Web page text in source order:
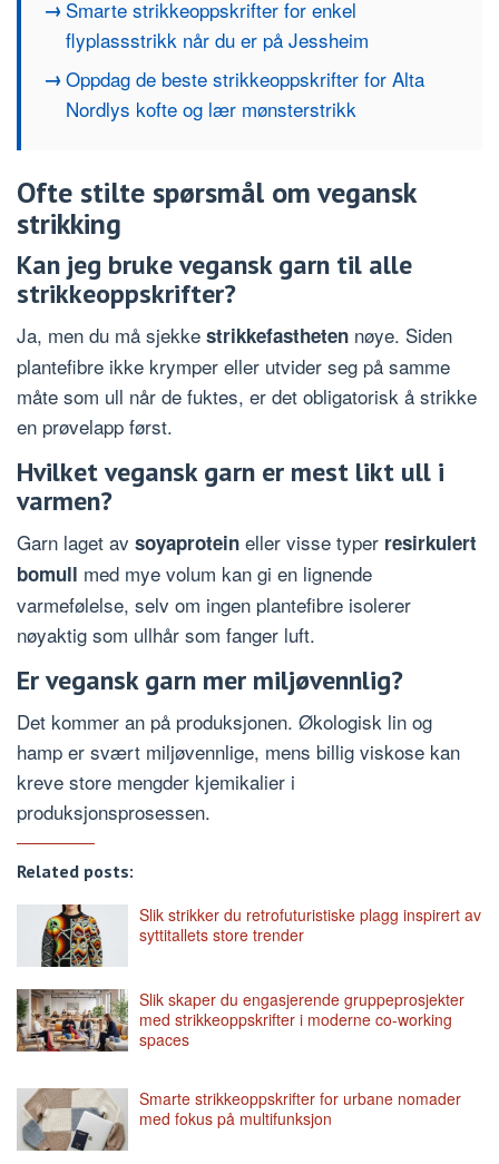
Smarte strikkeoppskrifter for enkel
flyplassstrikk når du er på Jessheim
Oppdag de beste strikkeoppskrifter for Alta
Nordlys kofte og lær mønsterstrikk
Ofte stilte spørsmål om vegansk
strikking
Kan jeg bruke vegansk garn til alle
strikkeoppskrifter?
Ja, men du må sjekke strikkefastheten nøye. Siden
plantefibre ikke krymper eller utvider seg på samme
måte som ull når de fuktes, er det obligatorisk å strikke
en prøvelapp først.
Hvilket vegansk garn er mest likt ull i
varmen?
Garn laget av soyaprotein eller visse typer resirkulert
bomull med mye volum kan gi en lignende
varmefølelse, selv om ingen plantefibre isolerer
nøyaktig som ullhår som fanger luft.
Er vegansk garn mer miljøvennlig?
Det kommer an på produksjonen. Økologisk lin og
hamp er svært miljøvennlige, mens billig viskose kan
kreve store mengder kjemikalier i
produksjonsprosessen.
Related posts:
Slik strikker du retrofuturistiske plagg inspirert av
syttitallets store trender
Slik skaper du engasjerende gruppeprosjekter
med strikkeoppskrifter i moderne co-working
spaces
Smarte strikkeoppskrifter for urbane nomader
med fokus på multifunksjon